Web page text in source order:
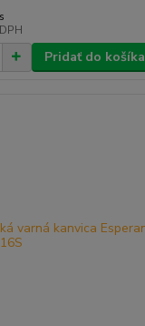
Pridať do košíka